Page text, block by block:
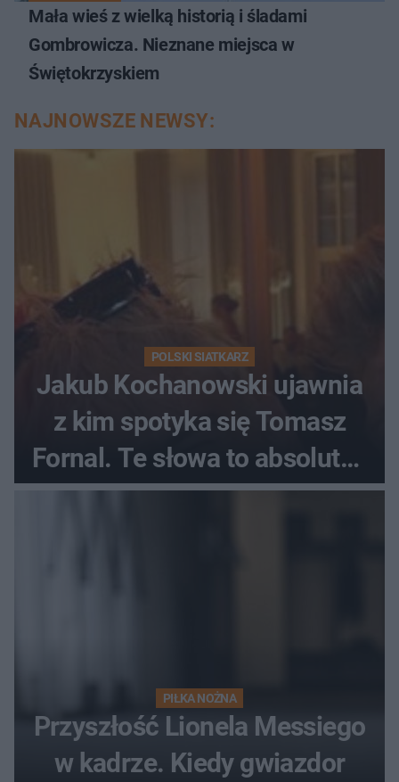
Mała wieś z wielką historią i śladami
Gombrowicza. Nieznane miejsca w
Świętokrzyskiem
NAJNOWSZE NEWSY:
POLSKI SIATKARZ
Jakub Kochanowski ujawnia
z kim spotyka się Tomasz
Fornal. Te słowa to absolutny
hit
PIŁKA NOŻNA
Przyszłość Lionela Messiego
w kadrze. Kiedy gwiazdor